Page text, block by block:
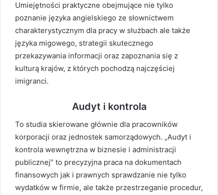
Umiejętności praktyczne obejmujące nie tylko
poznanie języka angielskiego ze słownictwem
charakterystycznym dla pracy w służbach ale także
języka migowego, strategii skutecznego
przekazywania informacji oraz zapoznania się z
kulturą krajów, z których pochodzą najczęściej
imigranci.
Audyt i kontrola
To studia skierowane głównie dla pracowników
korporacji oraz jednostek samorządowych. „Audyt i
kontrola wewnętrzna w biznesie i administracji
publicznej” to precyzyjna praca na dokumentach
finansowych jak i prawnych sprawdzanie nie tylko
wydatków w firmie, ale także przestrzeganie procedur,